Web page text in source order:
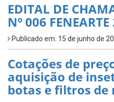
EDITAL DE
Nº 006
Publicado em: 15 de junho de
Cotações de
aquisição de
botas e filtros de